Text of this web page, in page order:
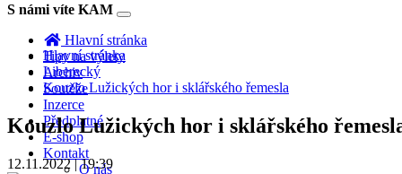
S námi víte KAM
Toggle
navigation
Hlavní stránka
Tipy na výlety
Archiv
Soutěže
Inzerce
Předplatné
E-shop
Kontakt
O nás
Hlavní stránka
Liberecký
Kouzlo Lužických hor i sklářského řemesla
Kouzlo Lužických hor i sklářského
12.11.2022 | 19:39